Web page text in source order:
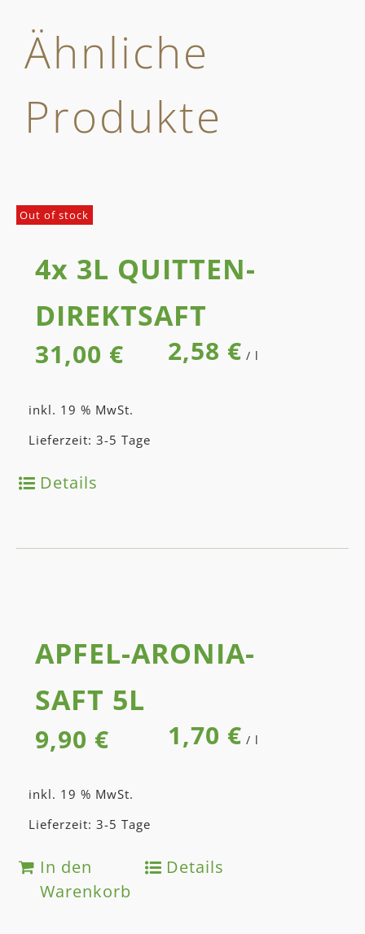
Ähnliche
Produkte
Out of stock
4x 3L QUITTEN­
DIREKT­SAFT
31,00 € 2,58 € / l
inkl. 19 % MwSt.
Lieferzeit: 3-5 Tage
Details
APFEL-ARONIA­
SAFT 5L
9,90 € 1,70 € / l
inkl. 19 % MwSt.
Lieferzeit: 3-5 Tage
In den
Warenkorb
Details